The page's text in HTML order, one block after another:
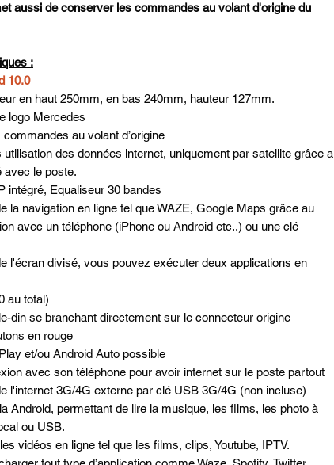
aussi de conserver les commandes au volant d'origine du
:
10.0
en haut 250mm, en bas 240mm, hauteur 127mm.
logo Mercedes
au volant d’origine
des données internet, uniquement par satellite grâce a
avec le poste.
intégré, Equaliseur 30 bandes
la navigation en ligne tel que WAZE, Google Maps grâce au
avec un téléphone (iPhone ou Android etc..) ou une clé
l'écran divisé, vous pouvez exécuter deux applications en
au total)
din se branchant directement sur le connecteur origine
en rouge
et/ou Android Auto possible
avec son téléphone pour avoir internet sur le poste partout
l'internet 3G/4G externe par clé USB 3G/4G (non incluse)
Android, permettant de lire la musique, les films, les photo à
ou USB.
vidéos en ligne tel que les films, clips, Youtube, IPTV.